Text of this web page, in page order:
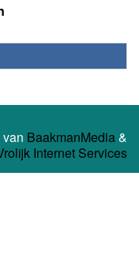
BaakmanMedia&
Internet Services